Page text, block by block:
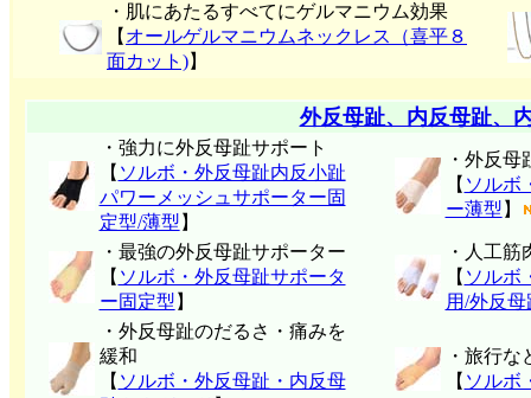
・肌にあたるすべてにゲルマニウム効果
【 オールゲルマニウムネックレス（喜平８
面カット)】
外反母趾、内反母趾、
・強力に外反母趾サポート
【 ソルボ・外反母趾内反小趾
パワーメッシュサポーター固
定型/薄型 】
・外反
【 ソルボ
ー薄型 】
・最強の外反母趾サポーター
【 ソルボ・外反母趾サポータ
ー固定型 】
・人工筋
【 ソルボ
用/外反
・外反母趾のだるさ・痛みを
緩和
【 ソルボ・外反母趾・内反母
・旅行な
【 ソルボ